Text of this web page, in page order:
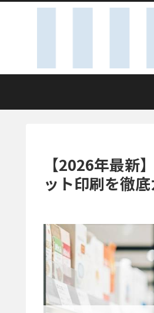
【2026年最新
ット印刷を徹底